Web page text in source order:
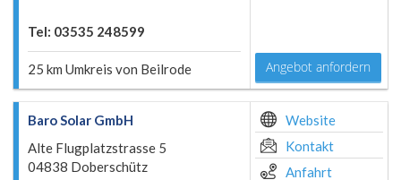
Tel: 03535 248599
25 km Umkreis von Beilrode Angebot anfordern
Baro Solar GmbH
Alte Flugplatzstrasse 5
04838 Doberschütz
Website
Kontakt
Anfahrt